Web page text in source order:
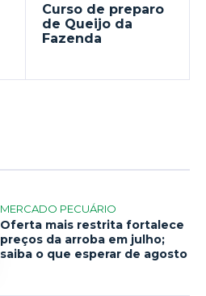
Curso de preparo
de Queijo da
Fazenda
MERCADO PECUÁRIO
Oferta mais restrita fortalece
preços da arroba em julho;
saiba o que esperar de agosto